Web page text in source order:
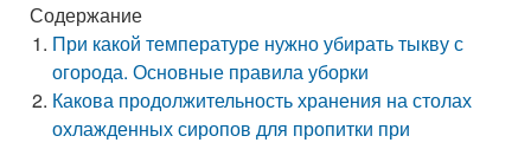
Содержание
При какой температуре нужно убирать тыкву с
огорода. Основные правила уборки
Какова продолжительность хранения на столах
охлажденных сиропов для пропитки при